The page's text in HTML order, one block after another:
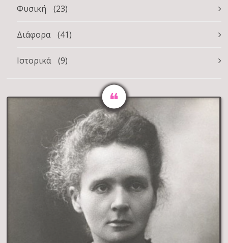
Φυσική (23)
Διάφορα (41)
Ιστορικά (9)